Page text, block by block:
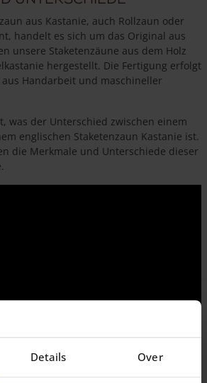
Details Over
aus Kastanie, auch Rollzaun oder
handelt es sich um das Original aus
unsere Staketenzäune aus dem Holz
hergestellt. Die Fertigung erfolgt
Handarbeit und maschineller
was der Unterschied zwischen einem
englischen Staketenzaun Kastanie ist.
die Merkmale und Unterschiede dieser
riesige Auswahl französischer